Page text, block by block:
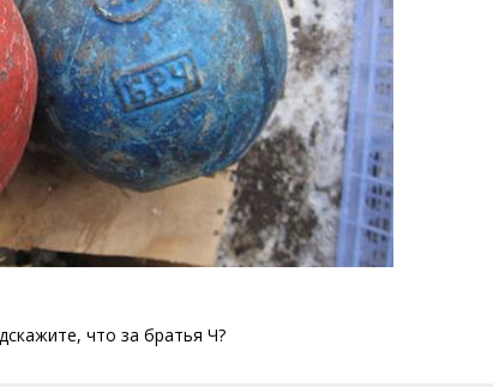
что за братья Ч?